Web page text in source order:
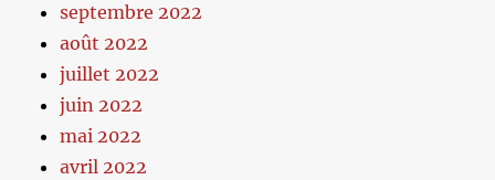
septembre 2022
août 2022
juillet 2022
juin 2022
mai 2022
avril 2022